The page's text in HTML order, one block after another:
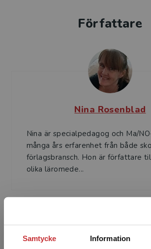
Samtycke Information
Författare
Nina Rosenblad
Nina är specialpedagog och Ma/
många års erfarenhet från både
förlagsbransch. Hon är författare
olika läromede...